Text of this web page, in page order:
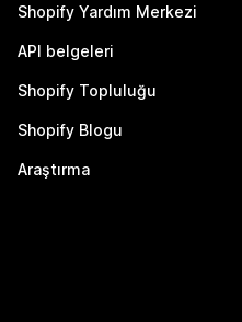
Shopify Yardım Merkezi
API belgeleri
Shopify Topluluğu
Shopify Blogu
Araştırma